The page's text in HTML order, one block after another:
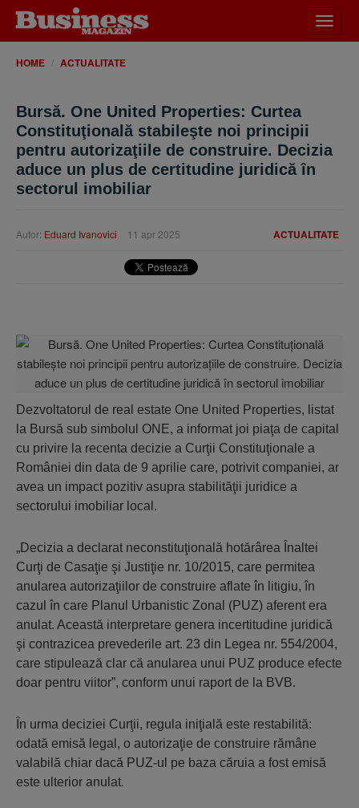
meniu
HOME ACTUALITATE
Bursă. One United Properties: Curtea
Constituţională stabileşte noi principii
pentru autorizaţiile de construire. Decizia
aduce un plus de certitudine juridică în
sectorul imobiliar
ACTUALITATE
Autor: Eduard Ivanovici 11 apr 2025
Dezvoltatorul de real estate One United Properties, listat
la Bursă sub simbolul ONE, a informat joi piaţa de capital
cu privire la recenta decizie a Curţii Constituţionale a
României din data de 9 aprilie care, potrivit companiei, ar
avea un impact pozitiv asupra stabilităţii juridice a
sectorului imobiliar local.
„Decizia a declarat neconstituţională hotărârea Înaltei
Curţi de Casaţie şi Justiţie nr. 10/2015, care permitea
anularea autorizaţiilor de construire aflate în litigiu, în
cazul în care Planul Urbanistic Zonal (PUZ) aferent era
anulat. Această interpretare genera incertitudine juridică
şi contrazicea prevederile art. 23 din Legea nr. 554/2004,
care stipulează clar că anularea unui PUZ produce efecte
doar pentru viitor”, conform unui raport de la BVB.
În urma deciziei Curţii, regula iniţială este restabilită:
odată emisă legal, o autorizaţie de construire rămâne
valabilă chiar dacă PUZ-ul pe baza căruia a fost emisă
este ulterior anulat.